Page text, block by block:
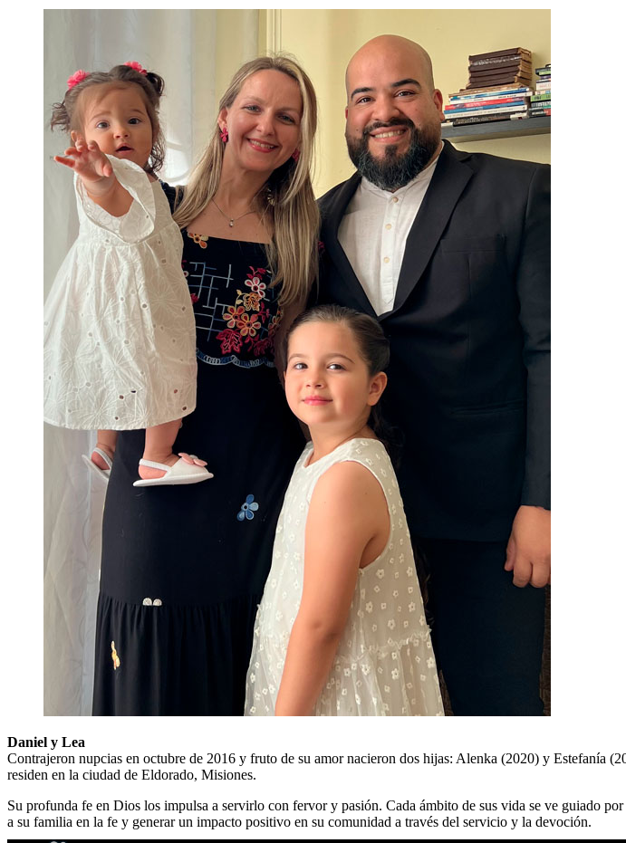
Daniel y Lea
Contrajeron nupcias en octubre de 2016 y fruto de su amor nacieron dos hijas: Alenka (2020) y Estefanía
residen en la ciudad de Eldorado, Misiones.
Su profunda fe en Dios los impulsa a servirlo con fervor y pasión. Cada ámbito de sus vida se ve guiado
a su familia en la fe y generar un impacto positivo en su comunidad a través del servicio y la devoción.